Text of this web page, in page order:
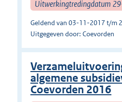
Uitwerkingtredingdatum
Geldend van 03-11-2017 t/m
Uitgegeven door: Coevorden
algemene
Coevorden 2016